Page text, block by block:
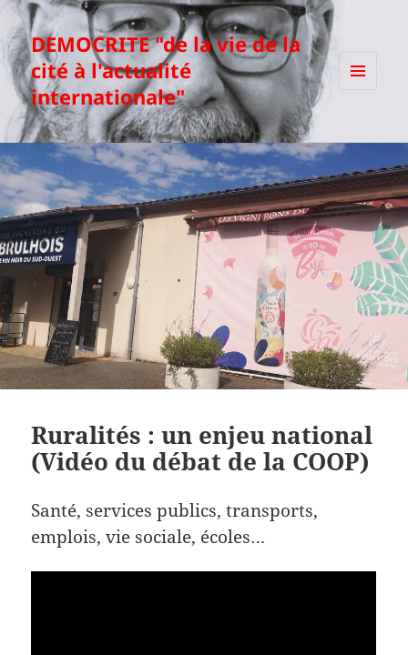
DEMOCRITE "de la vie de la
cité à l'actualité
internationale"
Ruralités : un enjeu national
(Vidéo du débat de la COOP)
Santé, services publics, transports,
emplois, vie sociale, écoles…